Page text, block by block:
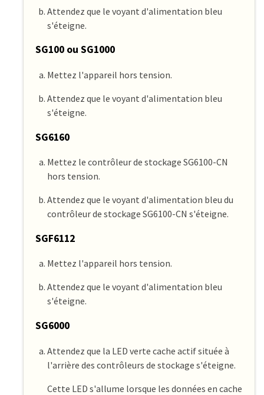
Attendez que le voyant d'alimentation bleu
s'éteigne.
SG100 ou SG1000
Mettez l'appareil hors tension.
Attendez que le voyant d'alimentation bleu
s'éteigne.
SG6160
Mettez le contrôleur de stockage SG6100-CN
hors tension.
Attendez que le voyant d'alimentation bleu du
contrôleur de stockage SG6100-CN s'éteigne.
SGF6112
Mettez l'appareil hors tension.
Attendez que le voyant d'alimentation bleu
s'éteigne.
SG6000
Attendez que la LED verte cache actif située à
l'arrière des contrôleurs de stockage s'éteigne.
Cette LED s'allume lorsque les données en cache